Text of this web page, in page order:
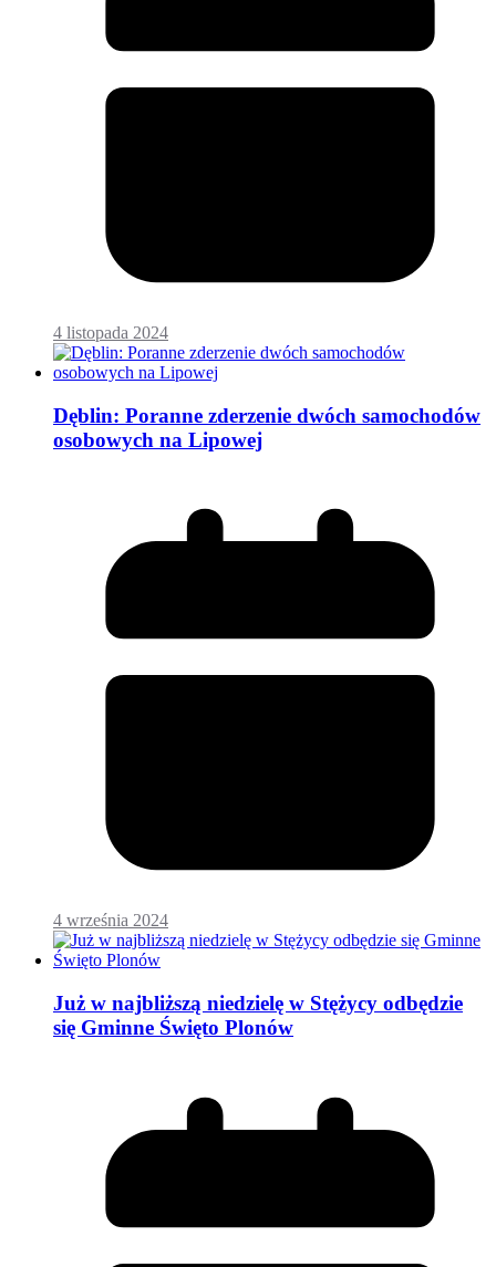
4 listopada 2024
Dęblin: Poranne zderzenie dwóch samochodów
osobowych na Lipowej
4 września 2024
Już w najbliższą niedzielę w Stężycy odbędzie
się Gminne Święto Plonów